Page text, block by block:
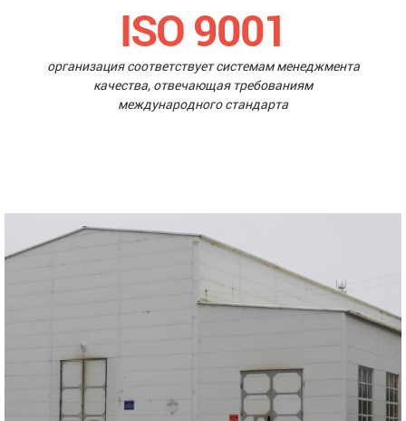
ISO 9001
организация соответствует системам менеджмента
качества, отвечающая требованиям
международного стандарта